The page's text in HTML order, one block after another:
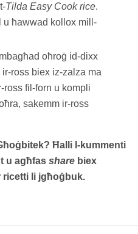
Tilda Easy Cook rice.
u ħawwad kollox mill-
oħroġ id-dixx
ir-ross biex iz-zalza ma
fil-forn u kompli
sakemm ir-ross
Ħalli l-kummenti
u agħfas share biex
ricetti li jgħoġbuk.